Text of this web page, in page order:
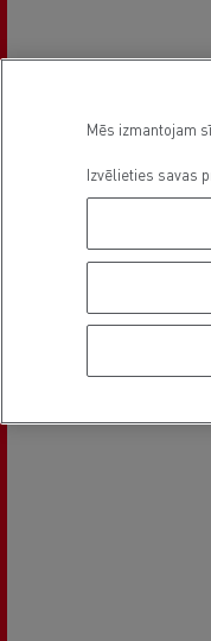
Mēs izmantojam
Izvēlieties savas